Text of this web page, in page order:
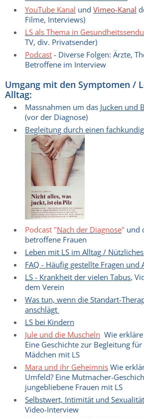
YouTube Kanal und Vimeo-Kanal
Filme, Interviews)
LS als Thema in
TV, div. Privatsender)
Podcast - Diverse Folgen: Ärzte,
Betroffene im Interview
Umgang mit den Symptomen /
Alltag:
Massnahmen um das Jucken und
(vor der Diagnose)
Begleitung durch einen
Podcast "Nach der Diagnose" und
betroffene Frauen
Leben mit LS im Alltag / Nützliches
FAQ - Häufig gestellte Fragen
LS - Krankheit der vielen Tabus,
dem Verein
Was tun, wenn die Standart-
anschlägt
LS bei Kindern
Jule und die Muscheln Wie
Eine Geschichte zur Begleitung
Mädchen mit LS
Mara und ihr Geheimnis Wie
Umfeld? Eine Mutmacher-
jungebliebene Frauen mit LS
Selbstwert, Intimität und
Video-Interview